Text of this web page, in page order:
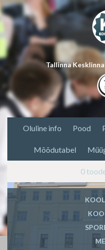
Tallinna
Oluline info Pood
Mõõdutabel
0